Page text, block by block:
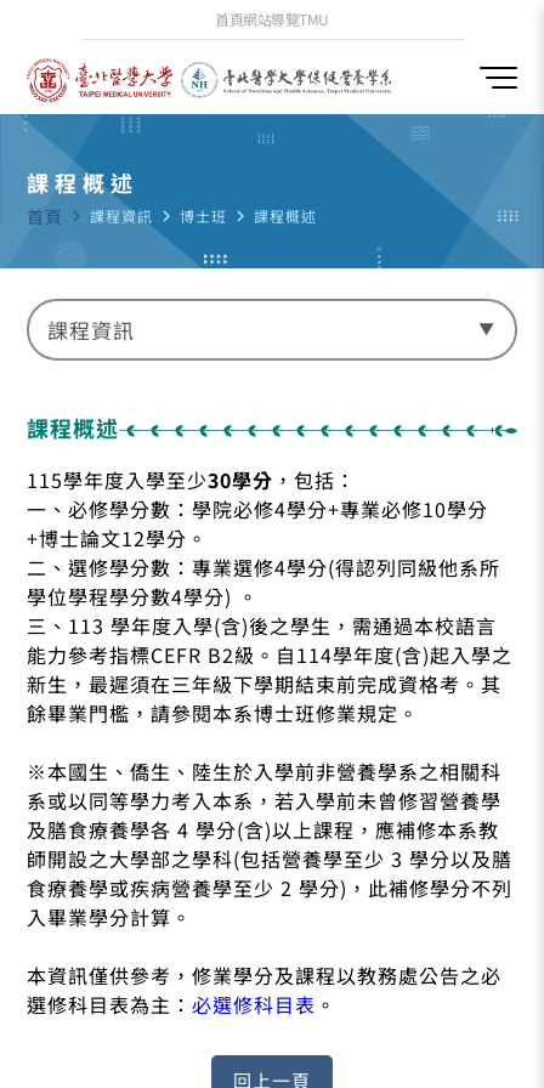
首頁網站導覽TMU
課程概述
首頁 navigate_next 課程資訊 navigate_next 博士班 navigate_next 課程概述
課程資訊
課程概述
115學年度入學至少30學分 ，包括：
一、必修學分數：學院必修4學分+專業必修10學分
+博士論文12學分。
二、選修學分數：專業選修4學分(得認列同級他系所
學位學程學分數4學分) 。
三、113 學年度入學(含)後之學生，需通過本校語言
能力參考指標CEFR B2級。自114學年度(含)起入學之
新生，最遲須在三年級下學期結束前完成資格考。其
餘畢業門檻，請參閱本系博士班修業規定。
※本國生、僑生、陸生於入學前非營養學系之相關科
系或以同等學力考入本系，若入學前未曾修習營養學
及膳食療養學各 4 學分(含)以上課程，應補修本系教
師開設之大學部之學科(包括營養學至少 3 學分以及膳
食療養學或疾病營養學至少 2 學分)，此補修學分不列
入畢業學分計算。
本資訊僅供參考，修業學分及課程以教務處公告之必
選修科目表為主：必選修科目表 。